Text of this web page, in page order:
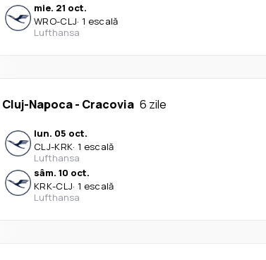
mie. 21 oct.
WRO-CLJ· 1 escală
Lufthansa
Cluj-Napoca- Cracovia 6 zile
lun. 05 oct.
CLJ-KRK· 1 escală
Lufthansa
sâm. 10 oct.
KRK-CLJ· 1 escală
Lufthansa